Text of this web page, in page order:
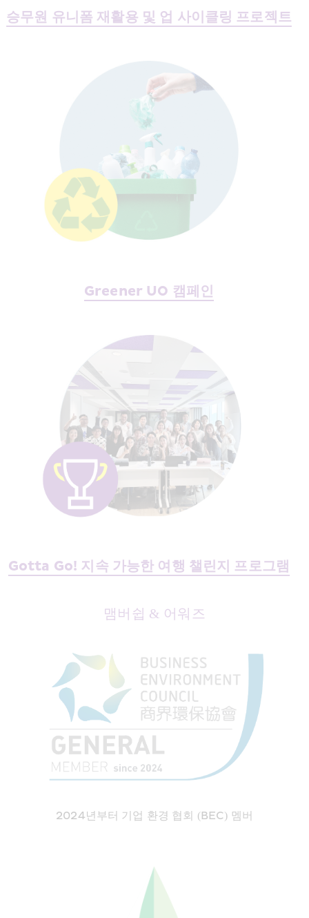
승무원 유니폼 재활용 및 업 사이클링 프로젝트
Greener UO 캠페인
Gotta Go! 지속 가능한 여행 챌린지 프로그램
맴버쉽 & 어워즈
2024년부터 기업 환경 협회 (BEC) 멤버